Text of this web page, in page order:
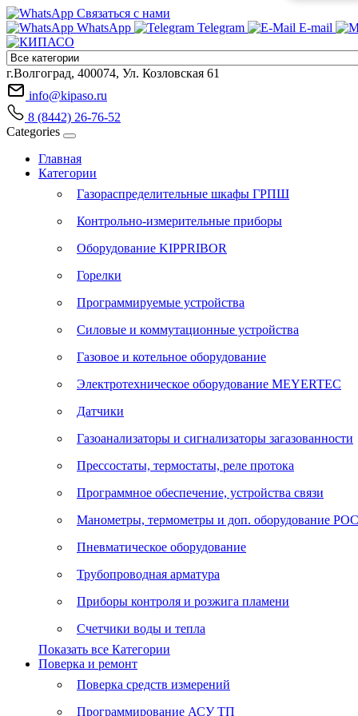
Связаться с нами
WhatsApp
Telegram E-mail
г.Волгоград, 400074, Ул. Козловская 61
info@kipaso.ru
8 (8442) 26-76-52
Categories
Главная
Категории
Газораспределительные шкафы ГРПШ
Контрольно-измерительные приборы
Оборудование KIPPRIBOR
Горелки
Программируемые устройства
Силовые и коммутационные устройства
Газовое и котельное оборудование
Электротехническое оборудование MEYERTEC
Датчики
Газоанализаторы и сигнализаторы загазованности
Прессостаты, термостаты, реле протока
Программное обеспечение, устройства связи
Манометры, термометры и доп. оборудование
Пневматическое оборудование
Трубопроводная арматура
Приборы контроля и розжига пламени
Счетчики воды и тепла
Показать все Категории
Поверка и ремонт
Поверка средств измерений
Программирование АСУ ТП